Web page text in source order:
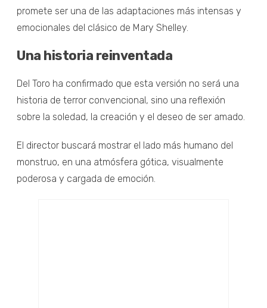
promete ser una de las adaptaciones más intensas y
emocionales del clásico de Mary Shelley.
Una historia reinventada
Del Toro ha confirmado que esta versión no será una
historia de terror convencional, sino una reflexión
sobre la soledad, la creación y el deseo de ser amado.
El director buscará mostrar el lado más humano del
monstruo, en una atmósfera gótica, visualmente
poderosa y cargada de emoción.